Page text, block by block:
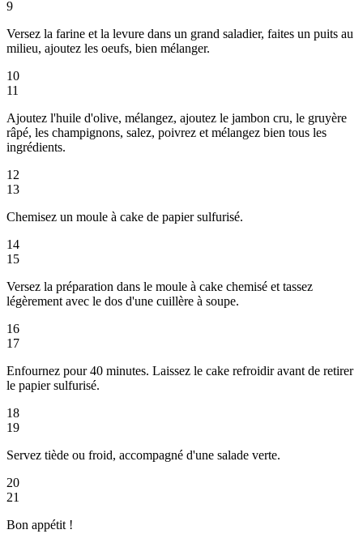
9
Versez la farine et la levure dans un grand saladier, faites un puits au
milieu, ajoutez les oeufs, bien mélanger.
10
11
Ajoutez l'huile d'olive, mélangez, ajoutez le jambon cru, le gruyère
râpé, les champignons, salez, poivrez et mélangez bien tous les
ingrédients.
12
13
Chemisez un moule à cake de papier sulfurisé.
14
15
Versez la préparation dans le moule à cake chemisé et tassez
légèrement avec le dos d'une cuillère à soupe.
16
17
Enfournez pour 40 minutes. Laissez le cake refroidir avant de retirer
le papier sulfurisé.
18
19
Servez tiède ou froid, accompagné d'une salade verte.
20
21
Bon appétit !